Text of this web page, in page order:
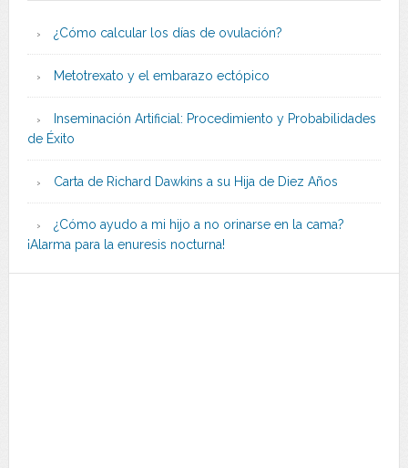
¿Cómo calcular los días de ovulación?
Metotrexato y el embarazo ectópico
Inseminación Artificial: Procedimiento y Probabilidades
de Éxito
Carta de Richard Dawkins a su Hija de Diez Años
¿Cómo ayudo a mi hijo a no orinarse en la cama?
¡Alarma para la enuresis nocturna!